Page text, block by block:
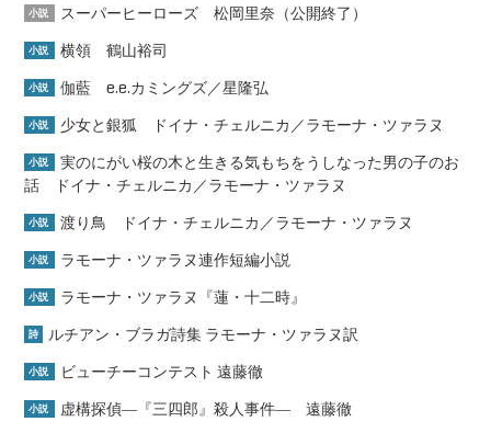
小説 スーパーヒーローズ 松岡里奈（公開終了）
小説 横領 鶴山裕司
小説 伽藍 e.e.カミングズ／星隆弘
小説 少女と銀狐 ドイナ・チェルニカ／ラモーナ・ツァラヌ
小説
実のにがい桜の木と生きる気もちをうしなった男の子のお
話 ドイナ・チェルニカ／ラモーナ・ツァラヌ
小説 渡り鳥 ドイナ・チェルニカ／ラモーナ・ツァラヌ
小説 ラモーナ・ツァラヌ連作短編小説
小説 ラモーナ・ツァラヌ『蓮・十二時』
詩 ルチアン・ブラガ詩集 ラモーナ・ツァラヌ訳
小説 ビューチーコンテスト 遠藤徹
小説 虚構探偵―『三四郎』殺人事件― 遠藤徹